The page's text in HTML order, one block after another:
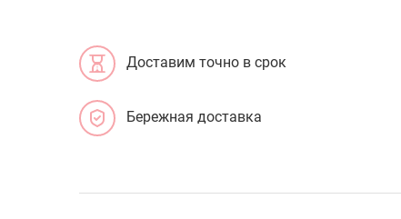
Доставим точно в срок
Бережная доставка